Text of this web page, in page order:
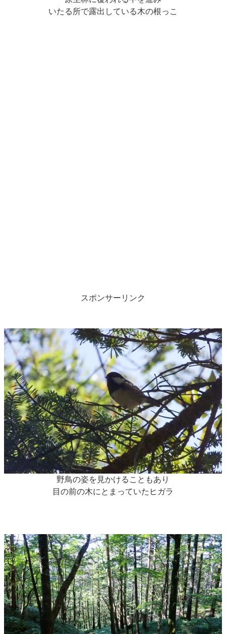
いたる所で露出している木の根っこ
スポンサーリンク
野鳥の姿を見かけることもあり
目の前の木にとまっていたヒガラ